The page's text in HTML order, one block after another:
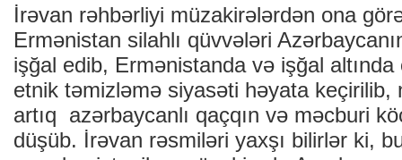
İrəvan rəhbərliyi müzakirələrdən ona
Ermənistan silahlı qüvvələri
işğal edib, Ermənistanda və işğal
etnik təmizləmə siyasəti həyata keçirilib,
artıq azərbaycanlı qaçqın və məcburi
düşüb. İrəvan rəsmiləri yaxşı bilirlər ki,